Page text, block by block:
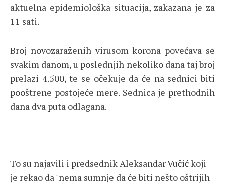
aktuelna epidemiološka situacija, zakazana je za
11 sati.
Broj novozaraženih virusom korona povećava se
svakim danom, u poslednjih nekoliko dana taj broj
prelazi 4.500, te se očekuje da će na sednici biti
pooštrene postojeće mere. Sednica je prethodnih
dana dva puta odlagana.
To su najavili i predsednik Aleksandar Vučić koji
je rekao da "nema sumnje da će biti nešto oštrijih